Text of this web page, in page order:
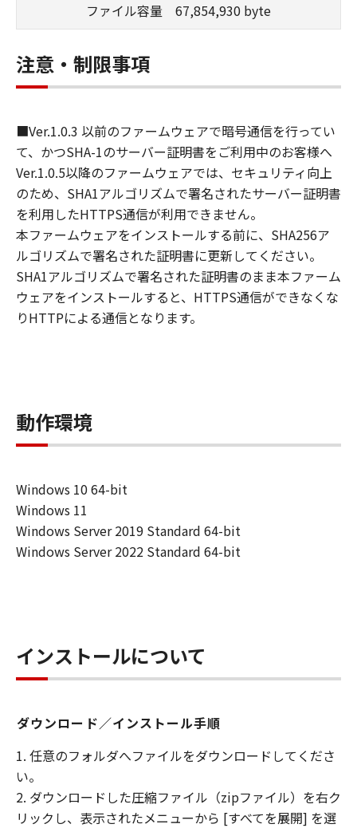
「本ファームウェア」及び「本プログラム」を
使用することはできません。
※以下のライセンスに基づいて許諾されるソフ
トウェア・モジュールは、本契約に定める「本
ファームウェア」および「本プログラム」には
- GNU General Public License Version 2
- GNU Lesser General Public License Version
2.1
- GNU Library General Public License Version
2
該当するソフトウェア・モジュールについて
は、「本ファームウェア」とともに提供される
<LICENSE>フォルダ内の
<OpenSourceSoftware>フォルダに格納されて
いる 「ThirdPartySoftware-J.pdf」をご確認く
ださい。
客様に対して許諾します。
(1-2) キヤノンは、お客様が「キヤノン製
ログラムを「キヤノン製品」にインストー
ルする目的のために、｢キヤノン製品｣に直
接またはネットワークを通じ接続されるコ
ンピュータにおいて、「本プログラム」を
しくは実行することのいずれも含むものと
します。）するための非独占的権利をお客
(2) お客様は、上記(1)に基づいて「本ファ
ームウェア」及び「本プログラム」を使用
するためのバックアップとして、「本ファ
部、複製することができます。
(3) 上記(1)および(2)に定める場合を除き、
ファイル容量 67,854,930 byte
注意・制限事項
■Ver.1.0.3 以前のファームウェアで暗号通信を行ってい
て、かつSHA-1のサーバー証明書をご利用中のお客様へ
Ver.1.0.5以降のファームウェアでは、セキュリティ向上
のため、SHA1アルゴリズムで署名されたサーバー証明書
を利用したHTTPS通信が利用できません。
本ファームウェアをインストールする前に、SHA256ア
ルゴリズムで署名された証明書に更新してください。
SHA1アルゴリズムで署名された証明書のまま本ファーム
ウェアをインストールすると、HTTPS通信ができなくな
りHTTPによる通信となります。
動作環境
Windows 10 64-bit
Windows 11
Windows Server 2019 Standard 64-bit
Windows Server 2022 Standard 64-bit
インストールについて
ダウンロード／インストール手順
1. 任意のフォルダへファイルをダウンロードしてくださ
い。
2. ダウンロードした圧縮ファイル（zipファイル）を右ク
リックし、表示されたメニューから [すべてを展開] を選